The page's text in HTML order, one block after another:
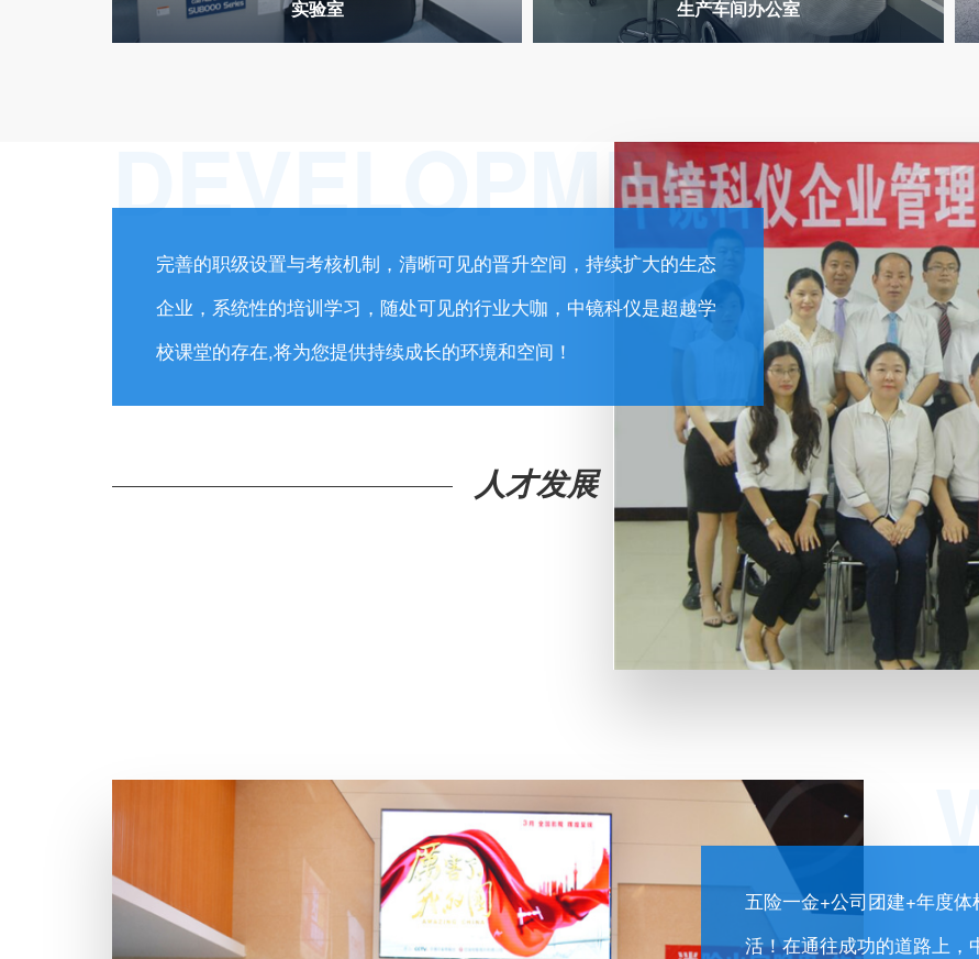
实验室 生产车间办公室
DEVELOPMENT
完善的职级设置与考核机制，清晰可见的晋升空间，持续扩大的生态
企业，系统性的培训学习，随处可见的行业大咖，中镜科仪是超越学
校课堂的存在,将为您提供持续成长的环境和空间！
人才发展
五险一金+公司团建+年度
活！在通往成功的道路上，